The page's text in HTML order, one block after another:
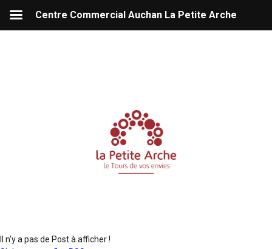
Il n'y a pas de Post à afficher !
Centre Commercial Auchan La Petite Arche